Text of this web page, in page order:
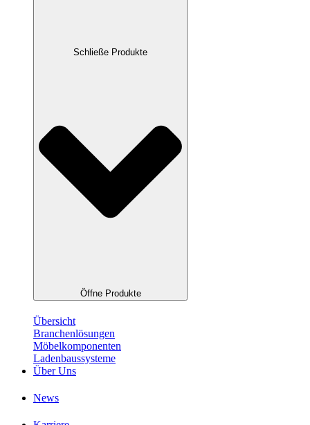
Schließe Produkte
Öffne Produkte
Übersicht
Branchenlösungen
Möbelkomponenten
Ladenbaussysteme
Über Uns
News